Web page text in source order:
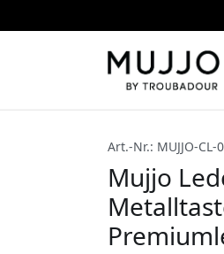
Art.-Nr.: MUJJO-CL-
Mujjo